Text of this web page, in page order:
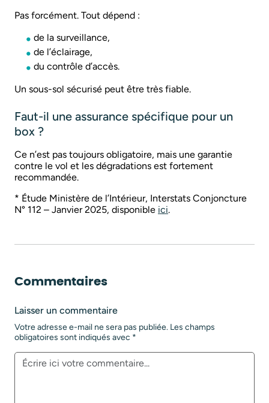
Pas forcément. Tout dépend :
de la surveillance,
de l’éclairage,
du contrôle d’accès.
Un sous-sol sécurisé peut être très fiable.
Faut-il une assurance spécifique pour un
box ?
Ce n’est pas toujours obligatoire, mais une garantie
contre le vol et les dégradations est fortement
recommandée.
* Étude Ministère de l’Intérieur, Interstats Conjoncture
N° 112 – Janvier 2025, disponible ici.
Commentaires
Laisser un commentaire
Votre adresse e-mail ne sera pas publiée. Les champs
obligatoires sont indiqués avec *